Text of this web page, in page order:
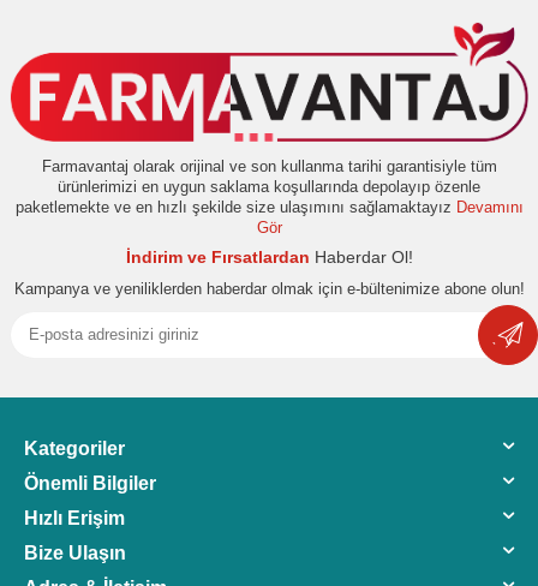
Farmavantaj olarak orijinal ve son kullanma tarihi garantisiyle tüm
ürünlerimizi en uygun saklama koşullarında depolayıp özenle
paketlemekte ve en hızlı şekilde size ulaşımını sağlamaktayız Devamını
Gör
İndirim ve Fırsatlardan Haberdar Ol!
Kampanya ve yeniliklerden haberdar olmak için e-bültenimize abone olun!
Kategoriler
Önemli Bilgiler
Hızlı Erişim
Bize Ulaşın